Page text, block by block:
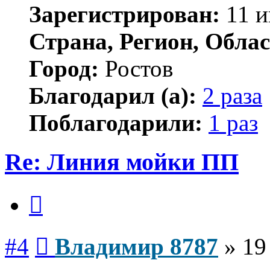
Зарегистрирован: 11
Страна, Регион,
Город: Ростов
Благодарил (а): 2 раза
Поблагодарили: 1 раз
Re: Линия мойки ПП
#4 Владимир 8787 »